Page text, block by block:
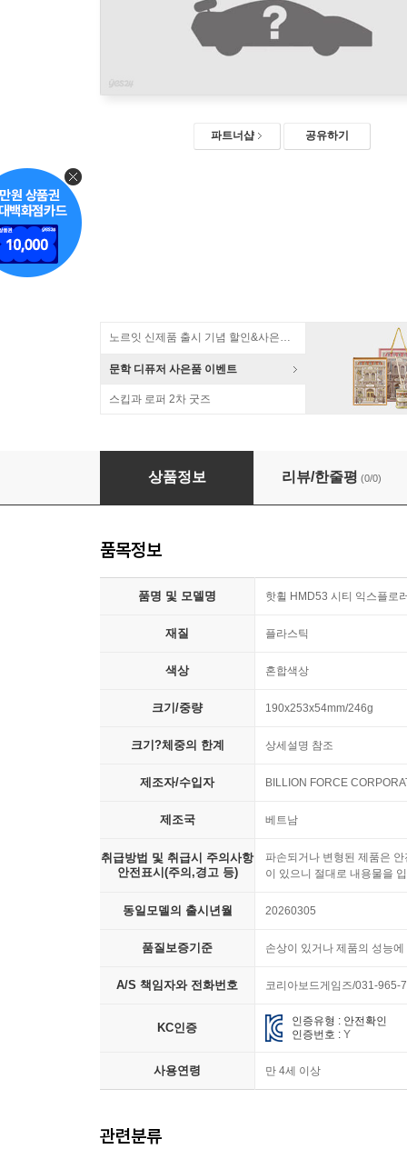
파트너샵 공유하기
노르잇 신제품 출시 기념 할인&사은품 증정!
문학 디퓨저 사은품 이벤트
스킵과 로퍼 2차 굿즈
[예스24배송] 핫휠 HMD53 시티 익스플로러 /
상품정보 리뷰/한줄평 (0/0)
품목정보
품명 및 모델명 핫휠 HMD53 시티 익스플로
재질 플라스틱
색상 혼합색상
크기/중량 190x253x54mm/246g
크기?체중의 한계 상세설명 참조
제조자/수입자 BILLION FORCE
제조국 베트남
취급방법 및 취급시 주의사항
안전표시(주의,경고 등)
파손되거나 변형된 제품은
이 있으니 절대로 내용물을
동일모델의 출시년월 20260305
품질보증기준 손상이 있거나 제품의 성능
A/S 책임자와 전화번호 코리아보드게임즈/031-965-
KC인증
인증유형 : 안전확인
인증번호 :Y
사용연령 만 4세 이상
관련분류